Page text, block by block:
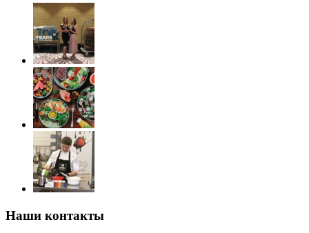
Наши контакты